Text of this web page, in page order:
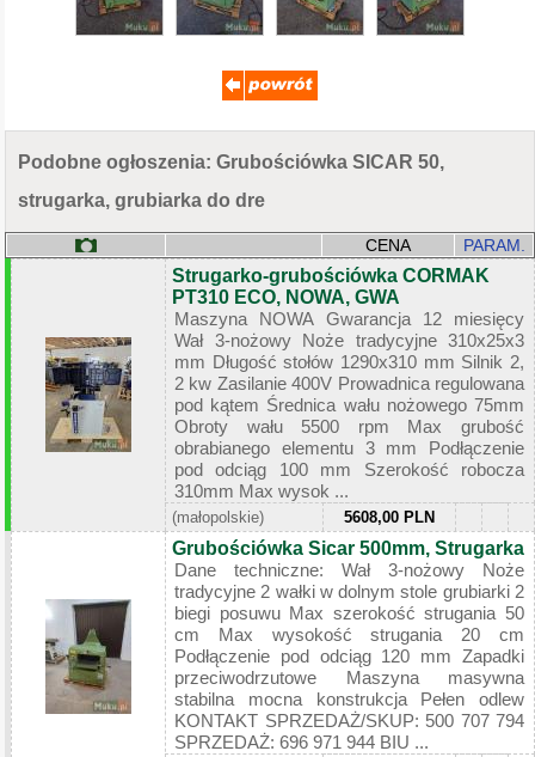
Podobne ogłoszenia: Grubościówka SICAR 50,
strugarka, grubiarka do dre
CENA PARAM.
Strugarko-grubościówka CORMAK
PT310 ECO, NOWA, GWA
Maszyna NOWA Gwarancja 12 miesięcy
Wał 3-nożowy Noże tradycyjne 310x25x3
mm Długość stołów 1290x310 mm Silnik 2,
2 kw Zasilanie 400V Prowadnica regulowana
pod kątem Średnica wału nożowego 75mm
Obroty wału 5500 rpm Max grubość
obrabianego elementu 3 mm Podłączenie
pod odciąg 100 mm Szerokość robocza
310mm Max wysok ...
(małopolskie) 5608,00 PLN
Grubościówka Sicar 500mm, Strugarka
Dane techniczne: Wał 3-nożowy Noże
tradycyjne 2 wałki w dolnym stole grubiarki 2
biegi posuwu Max szerokość strugania 50
cm Max wysokość strugania 20 cm
Podłączenie pod odciąg 120 mm Zapadki
przeciwodrzutowe Maszyna masywna
stabilna mocna konstrukcja Pełen odlew
KONTAKT SPRZEDAŻ/SKUP: 500 707 794
SPRZEDAŻ: 696 971 944 BIU ...